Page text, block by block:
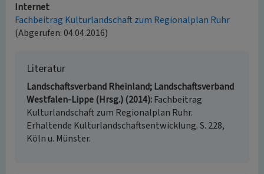
Internet
Fachbeitrag Kulturlandschaft zum Regionalplan Ruhr
(Abgerufen: 04.04.2016)
Literatur
Landschaftsverband Rheinland; Landschaftsverband
Westfalen-Lippe (Hrsg.) (2014) Fachbeitrag
Kulturlandschaft zum Regionalplan Ruhr.
Erhaltende Kulturlandschaftsentwicklung. S. 228,
Köln u. Münster.